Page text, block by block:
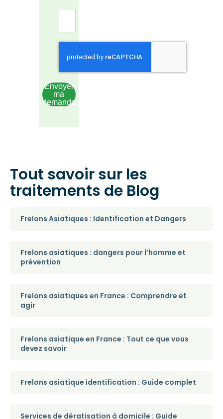
Envoyer
ma
demande
Tout savoir sur les
traitements de Blog
Frelons Asiatiques : Identification et Dangers
Frelons asiatiques : dangers pour l’homme et
prévention
Frelons asiatiques en France : Comprendre et
agir
Frelons asiatique en France : Tout ce que vous
devez savoir
Frelons asiatique identification : Guide complet
Services de dératisation à domicile : Guide